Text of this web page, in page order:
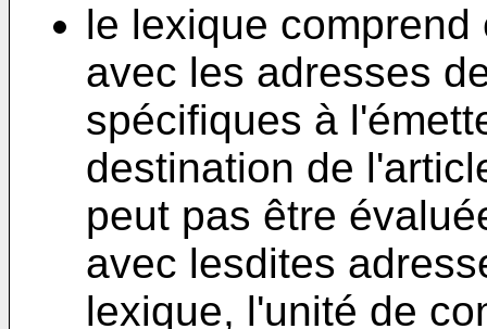
le lexique
avec les adresses
spécifiques à
destination de
peut pas être
avec lesdites
lexique, l'unité de